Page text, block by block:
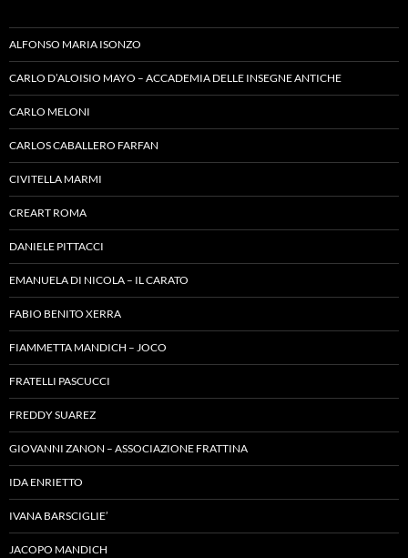
ALFONSO MARIA ISONZO
CARLO D’ALOISIO MAYO – ACCADEMIA DELLE INSEGNE ANTICHE
CARLO MELONI
CARLOS CABALLERO FARFAN
CIVITELLA MARMI
CREART ROMA
DANIELE PITTACCI
EMANUELA DI NICOLA – IL CARATO
FABIO BENITO XERRA
FIAMMETTA MANDICH – JOCO
FRATELLI PASCUCCI
FREDDY SUAREZ
GIOVANNI ZANON – ASSOCIAZIONE FRATTINA
IDA ENRIETTO
IVANA BARSCIGLIE’
JACOPO MANDICH